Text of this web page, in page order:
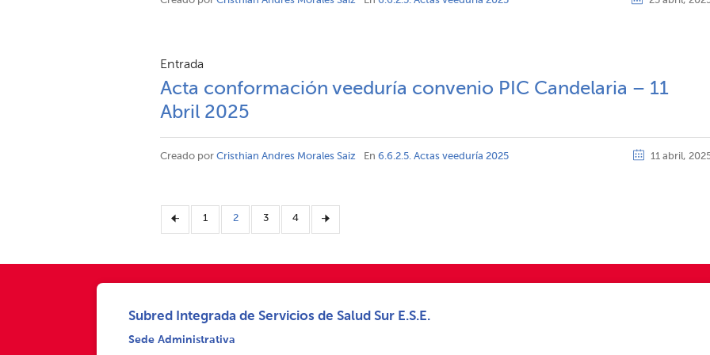
Entrada
Acta conformación veeduría convenio PIC Candelaria – 11
Abril 2025
11 abril,
Creado por Cristhian Andres Morales Saiz En 6.6.2.5. Actas veeduría 2025
1 2 3 4
Subred Integrada de Servicios de Salud Sur E.S.E.
Sede Administrativa